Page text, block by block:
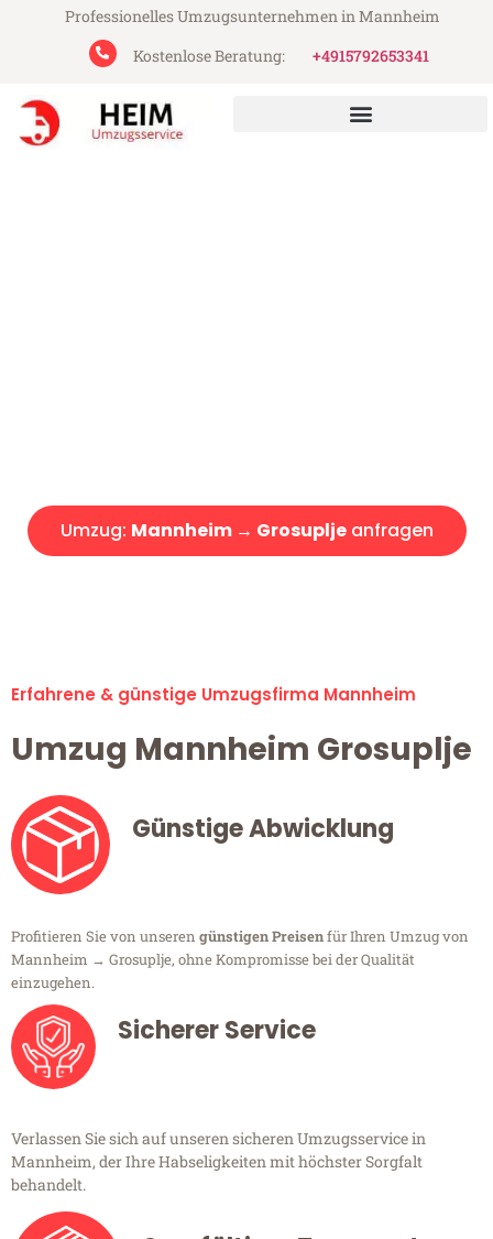
Professionelles Umzugsunternehmen in Mannheim
Kostenlose Beratung:
+4915792653341
Umzug: Mannheim → Grosupljeanfragen
Erfahrene & günstige Umzugsfirma Mannheim
Umzug Mannheim Grosuplje
Günstige Abwicklung
Profitieren Sie von unseren günstigen Preisenfür Ihren Umzug von
Mannheim → Grosuplje, ohne Kompromisse bei der Qualität
einzugehen.
Sicherer Service
Verlassen Sie sich auf unseren sicheren Umzugsservice in
Mannheim, der Ihre Habseligkeiten mit höchster Sorgfalt
behandelt.